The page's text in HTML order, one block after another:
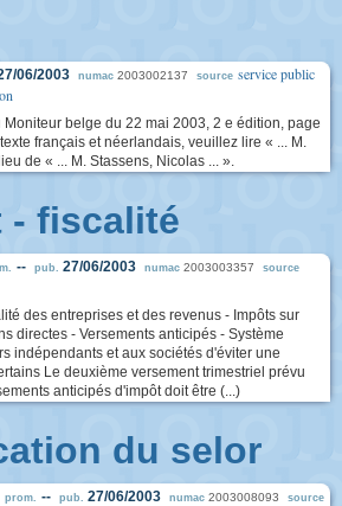
06/2003 numac 2003002137 source service public
Moniteur belge du 22 mai 2003, 2 e édition, page
français et néerlandais, veuillez lire « ... M.
de « ... M. Stassens, Nicolas ... ».
- fiscalité
-- pub. 27/06/2003 numac 2003003357 source
des entreprises et des revenus - Impôts sur
directes - Versements anticipés - Système
indépendants et aux sociétés d'éviter une
Le deuxième versement trimestriel prévu
anticipés d'impôt doit être (...)
du selor
prom. -- pub. 27/06/2003 numac 2003008093 source